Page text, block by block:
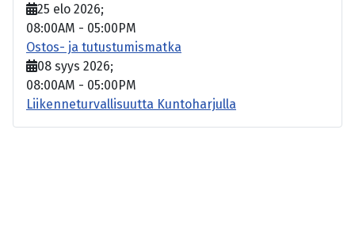
25 elo 2026;
08:00AM - 05:00PM
Ostos- ja tutustumismatka
08 syys 2026;
08:00AM - 05:00PM
Liikenneturvallisuutta Kuntoharjulla